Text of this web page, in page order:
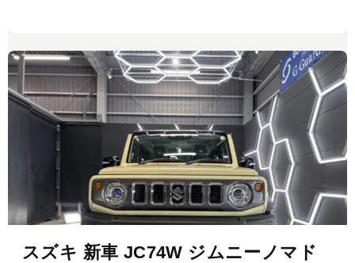
スズキ 新車 JC74W ジムニーノマド